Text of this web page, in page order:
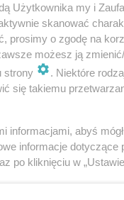
Użytkownika my i
skanować
prosimy o zgodę na
możesz ją
strony
. Niektóre
się takiemu
informacjami, abyś
informacje
po kliknięciu w